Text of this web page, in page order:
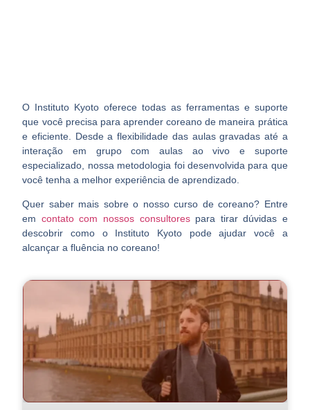
O Instituto Kyoto oferece todas as ferramentas e suporte
que você precisa para aprender coreano de maneira prática
e eficiente. Desde a flexibilidade das aulas gravadas até a
interação em grupo com aulas ao vivo e suporte
especializado, nossa metodologia foi desenvolvida para que
você tenha a melhor experiência de aprendizado.
Quer saber mais sobre o nosso curso de coreano? Entre
em contato com nossos consultorespara tirar dúvidas e
descobrir como o Instituto Kyoto pode ajudar você a
alcançar a fluência no coreano!